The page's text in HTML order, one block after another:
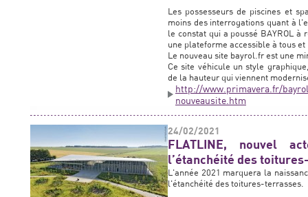
Les possesseurs de piscines et
moins des interrogations quant à
le constat qui a poussé BAYROL
une plateforme accessible à tous
Le nouveau site bayrol.fr est une
Ce site véhicule un style
de la hauteur qui viennent
http://www.primavera.fr/
nouveausite.htm
24/02/2021
FLATLINE, nouvel
l’étanchéité des
L'année 2021 marquera la
l'étanchéité des toitures-terrasses.